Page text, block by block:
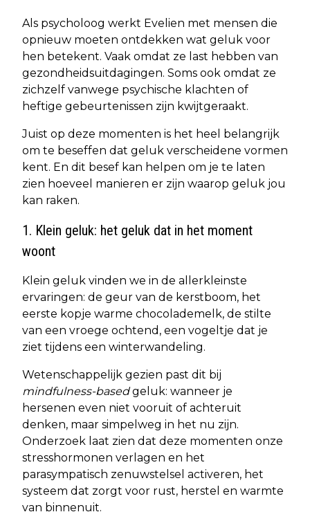
Als psycholoog werkt Evelien met mensen die
opnieuw moeten ontdekken wat geluk voor
hen betekent. Vaak omdat ze last hebben van
gezondheidsuitdagingen. Soms ook omdat ze
zichzelf vanwege psychische klachten of
heftige gebeurtenissen zijn kwijtgeraakt.
Juist op deze momenten is het heel belangrijk
om te beseffen dat geluk verscheidene vormen
kent. En dit besef kan helpen om je te laten
zien hoeveel manieren er zijn waarop geluk jou
kan raken.
1. Klein geluk: het geluk dat in het moment
woont
Klein geluk vinden we in de allerkleinste
ervaringen: de geur van de kerstboom, het
eerste kopje warme chocolademelk, de stilte
van een vroege ochtend, een vogeltje dat je
ziet tijdens een winterwandeling.
Wetenschappelijk gezien past dit bij
mindfulness-basedgeluk: wanneer je
hersenen even niet vooruit of achteruit
denken, maar simpelweg in het nu zijn.
Onderzoek laat zien dat deze momenten onze
stresshormonen verlagen en het
parasympatisch zenuwstelsel activeren, het
systeem dat zorgt voor rust, herstel en warmte
van binnenuit.